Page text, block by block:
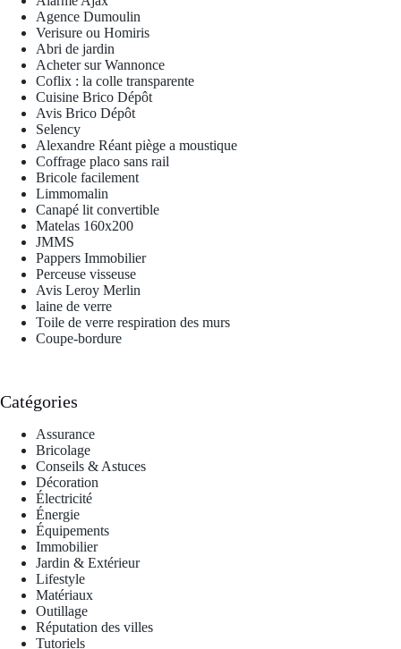
Agence Dumoulin
Verisure ou Homiris
Abri de jardin
Acheter sur Wannonce
Coflix : la colle transparente
Cuisine Brico Dépôt
Avis Brico Dépôt
Selency
Alexandre Réant piège a moustique
Coffrage placo sans rail
Bricole facilement
Limmomalin
Canapé lit convertible
Matelas 160x200
JMMS
Pappers Immobilier
Perceuse visseuse
Avis Leroy Merlin
laine de verre
Toile de verre respiration des murs
Coupe-bordure
Catégories
Assurance
Bricolage
Conseils & Astuces
Décoration
Électricité
Énergie
Équipements
Immobilier
Jardin & Extérieur
Lifestyle
Matériaux
Outillage
Réputation des villes
Tutoriels